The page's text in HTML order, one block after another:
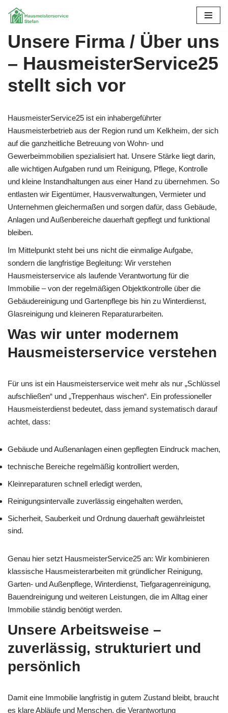
Inhalt
Unsere Firma / Über uns
– HausmeisterService25
stellt sich vor
HausmeisterService25 ist ein inhabergeführter
Hausmeisterbetrieb aus der Region rund um Kelkheim, der sich
auf die ganzheitliche Betreuung von Wohn- und
Gewerbeimmobilien spezialisiert hat. Unsere Stärke liegt darin,
alle wichtigen Aufgaben rund um Reinigung, Pflege, Kontrolle
und kleine Instandhaltungen aus einer Hand zu übernehmen. So
entlasten wir Eigentümer, Hausverwaltungen, Vermieter und
Unternehmen gleichermaßen und sorgen dafür, dass Gebäude,
Anlagen und Außenbereiche dauerhaft gepflegt und funktional
bleiben.
Im Mittelpunkt steht bei uns nicht die einmalige Aufgabe,
sondern die langfristige Begleitung: Wir verstehen
Hausmeisterservice als laufende Verantwortung für die
Immobilie – von der regelmäßigen Objektkontrolle über die
Gebäudereinigung und Gartenpflege bis hin zu Winterdienst,
Glasreinigung und kleineren Reparaturarbeiten.
Was wir unter modernem
Hausmeisterservice verstehen
Für uns ist ein Hausmeisterservice weit mehr als nur „Schlüssel
aufschließen“ und „Treppenhaus wischen“. Ein professioneller
Hausmeisterdienst bedeutet, dass jemand systematisch darauf
achtet, dass:
Gebäude und Außenanlagen einen gepflegten Eindruck machen,
technische Bereiche regelmäßig kontrolliert werden,
Kleinreparaturen schnell erledigt werden,
Reinigungsintervalle zuverlässig eingehalten werden,
Sicherheit, Sauberkeit und Ordnung dauerhaft gewährleistet
sind.
Genau hier setzt HausmeisterService25 an: Wir kombinieren
klassische Hausmeisterarbeiten mit gründlicher Reinigung,
Garten- und Außenpflege, Winterdienst, Tiefgaragenreinigung,
Bauendreinigung und weiteren Leistungen, die im Alltag einer
Immobilie ständig benötigt werden.
Unsere Arbeitsweise –
zuverlässig, strukturiert und
persönlich
Damit eine Immobilie langfristig in gutem Zustand bleibt, braucht
es klare Abläufe und Menschen, die Verantwortung